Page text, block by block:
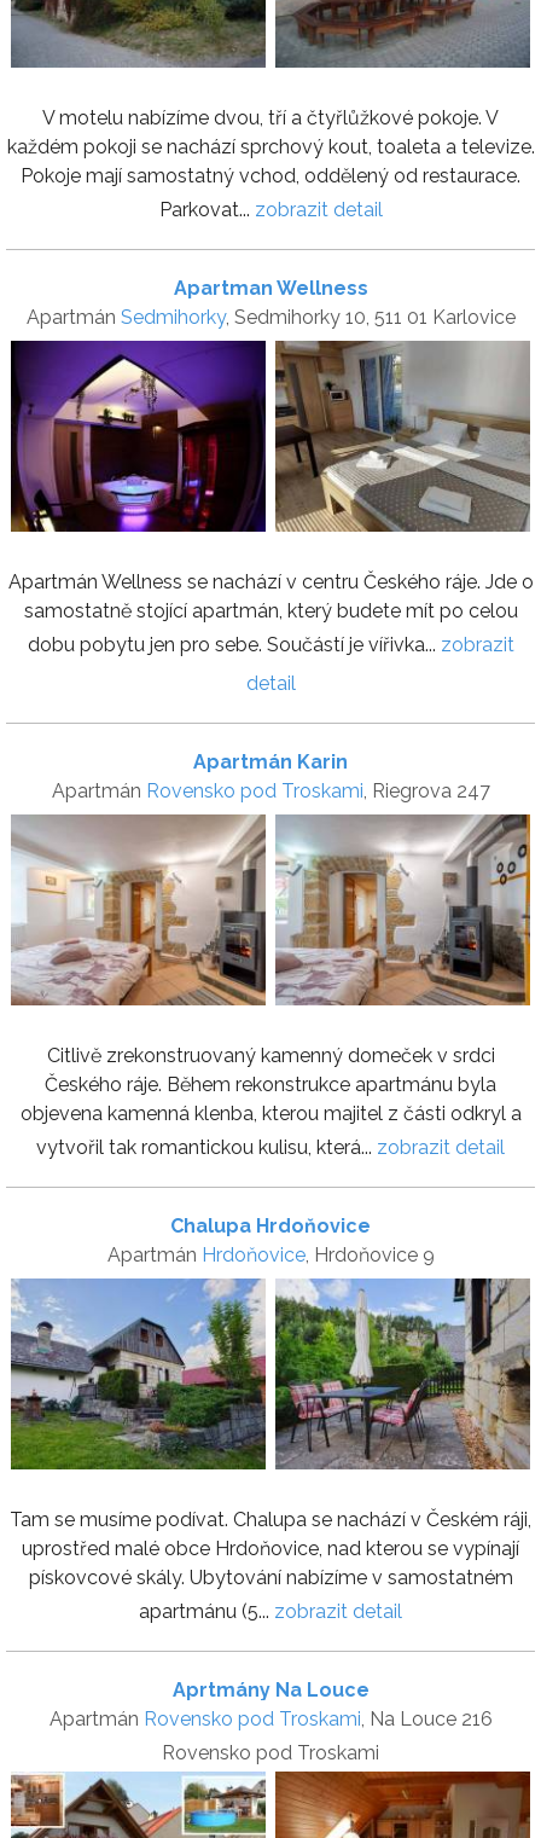
V motelu nabízíme dvou, tří a čtyřlůžkové pokoje. V
každém pokoji se nachází sprchový kout, toaleta a televize.
Pokoje mají samostatný vchod, oddělený od restaurace.
Parkovat... zobrazit detail
Apartman Wellness
Apartmán Sedmihorky, Sedmihorky 10, 511 01 Karlovice
Apartmán Wellness se nachází v centru Českého ráje. Jde o
samostatně stojící apartmán, který budete mít po celou
dobu pobytu jen pro sebe. Součástí je vířivka... zobrazit
detail
Apartmán Karin
Apartmán Rovensko pod Troskami, Riegrova 247
Citlivě zrekonstruovaný kamenný domeček v srdci
Českého ráje. Během rekonstrukce apartmánu byla
objevena kamenná klenba, kterou majitel z části odkryl a
vytvořil tak romantickou kulisu, která... zobrazit detail
Chalupa Hrdoňovice
Apartmán Hrdoňovice, Hrdoňovice 9
Tam se musíme podívat. Chalupa se nachází v Českém ráji,
uprostřed malé obce Hrdoňovice, nad kterou se vypínají
pískovcové skály. Ubytování nabízíme v samostatném
apartmánu (5... zobrazit detail
Aprtmány Na Louce
Apartmán Rovensko pod Troskami, Na Louce 216
Rovensko pod Troskami